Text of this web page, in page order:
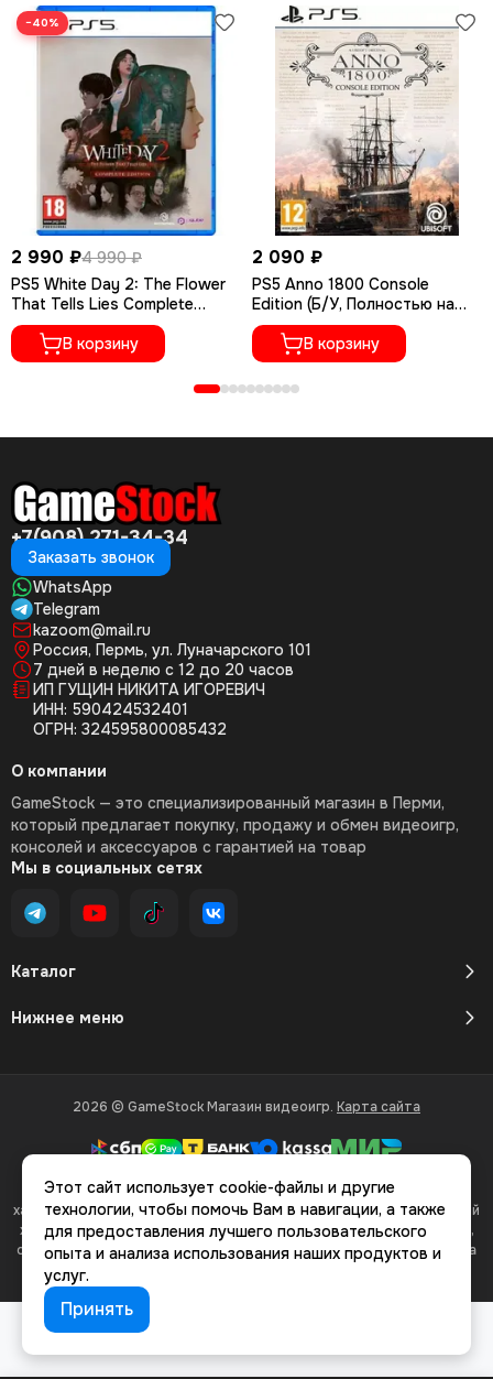
−40%
2 990 ₽4 990 ₽
PS5 White Day 2: The Flower
That Tells Lies Complete
Edition PPSA- (Русские
субтитры)В корзину
2 090 ₽
PS5 Anno 1800 Console
Edition (Б/У, Полностью на
русском языке, PPSA-04719)
В корзину
+7(908) 271-34-34
Заказать звонок
WhatsApp
Telegram
kazoom@mail.ru
Россия, Пермь, ул. Луначарского 101
7 дней в неделю с 12 до 20 часов
ИП ГУЩИН НИКИТА ИГОРЕВИЧ
ИНН: 590424532401
ОГРН: 324595800085432
Каталог
Нижнее меню
О компании
GameStock — это специализированный магазин в Перми,
который предлагает покупку, продажу и обмен видеоигр,
консолей и аксессуаров с гарантией на товар
Мы в социальных сетях
2026 © GameStock Магазин видеоигр. Карта сайта
Вся представленная на сайте информация, касающаяся
характеристик, стоимости товаров и услуг, носит информационный
характер и ни при каких условиях не является публичной офертой,
определяемой положениями Статьи 437(2) Гражданского кодекса
Этот сайт использует cookie-файлы и другие
технологии, чтобы помочь Вам в навигации, а также
для предоставления лучшего пользовательского
опыта и анализа использования наших продуктов и
услуг.
Принять